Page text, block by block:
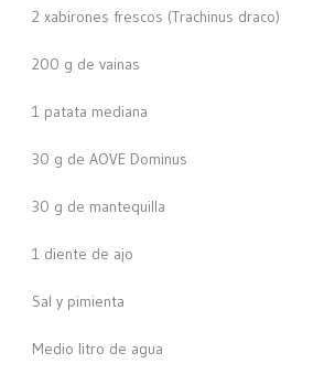
2 xabirones frescos (Trachinus draco)
200 g de vainas
1 patata mediana
30 g de AOVE Dominus
30 g de mantequilla
1 diente de ajo
Sal y pimienta
Medio litro de agua